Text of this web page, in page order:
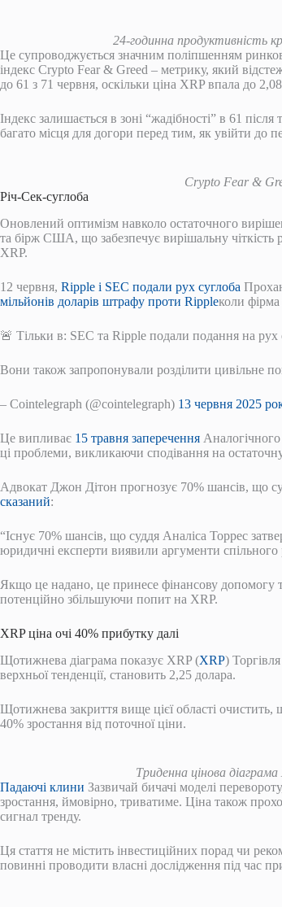
24-годинна продуктивність
Це супроводжується значним поліпшенням
індекс Crypto Fear & Greed – метрику, який
до 61 з 71 червня, оскільки ціна XRP впала до
Індекс залишається в зоні “жадібності” в 61
багато місця для догори перед тим, як увійти до
Crypto Fear &
Річ-Сек-суглоба
Оновлений оптимізм навколо остаточного
та бірж США, що забезпечує вирішальну чіткість
XRP.
12 червня, Ripple і SEC подали рух суглоба
мільйонів доларів штрафу проти Rippleколи фірма
🚨 Тільки в: SEC та Ripple подали подання на рух
Вони також запропонували розділити цивільне
– Cointelegraph (@cointelegraph) 13 червня 2025
Це випливає 15 травня заперечення
ці проблеми, викликаючи сподівання на
Адвокат Джон Дітон прогнозує 70% шансів, що
сказаний:
“Існує 70% шансів, що суддя Аналіса Торрес
юридичні експерти виявили аргументи
Якщо це надано, це принесе фінансову допомогу
потенційно збільшуючи попит на XRP.
XRP ціна очі 40% прибутку далі
Щотижнева діаграма показує XRP (XRP) Торгівля
верхньої тенденції, становить 2,25 долара.
Щотижнева закриття вище цієї області
40% зростання від поточної ціни.
Триденна цінова
Падаючі клини Зазвичай бичачі моделі
зростання, ймовірно, триватиме. Ціна також
сигнал тренду.
Ця стаття не містить інвестиційних порад чи
повинні проводити власні дослідження під час